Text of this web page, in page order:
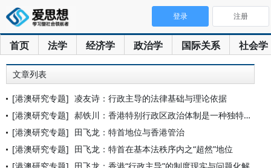
首页 法学 经济学 政治学 国际关系 社会学
登录 注册
文章列表
[港澳研究专题] 凌友诗：行政主导的法律基础与理论依据
[港澳研究专题] 郝铁川：香港特别行政区政治体制是一种独特的地方政治体制
[港澳研究专题] 田飞龙：特首地位与香港管治
[港澳研究专题] 田飞龙：特首在基本法秩序内之“超然”地位